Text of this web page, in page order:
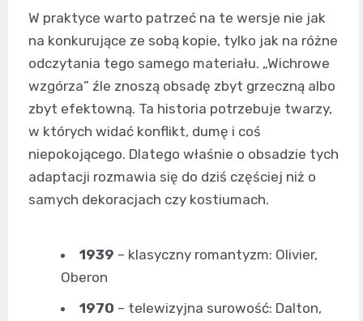
W praktyce warto patrzeć na te wersje nie jak
na konkurujące ze sobą kopie, tylko jak na różne
odczytania tego samego materiału. „Wichrowe
wzgórza” źle znoszą obsadę zbyt grzeczną albo
zbyt efektowną. Ta historia potrzebuje twarzy,
w których widać konflikt, dumę i coś
niepokojącego. Dlatego właśnie o obsadzie tych
adaptacji rozmawia się do dziś częściej niż o
samych dekoracjach czy kostiumach.
1939 – klasyczny romantyzm: Olivier,
Oberon
1970 – telewizyjna surowość: Dalton,